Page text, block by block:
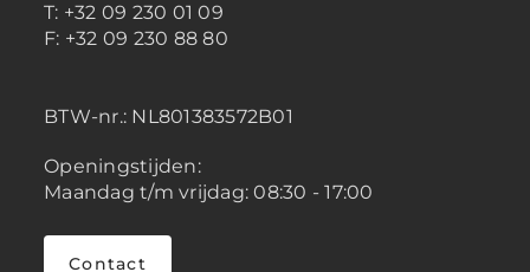
T: +32 09 230 01 09
F: +32 09 230 88 80
BTW-nr.: NL801383572B01
Openingstijden:
Maandag t/m vrijdag: 08:30 - 17:00
Contact